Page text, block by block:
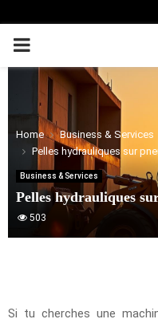
PRIMARY
MENU
Home
Business & Services
Pelles hydrauliques sur
Business & Services
Pelles hydrauliques
503
Si tu cherches une